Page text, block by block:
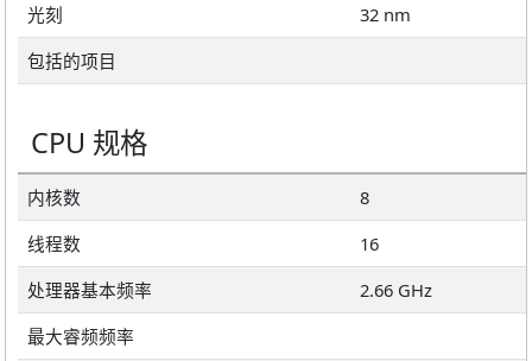
光刻
32 nm
包括的项目
CPU 规格
内核数
8
线程数
16
处理器基本频率
2.66 GHz
最大睿频频率